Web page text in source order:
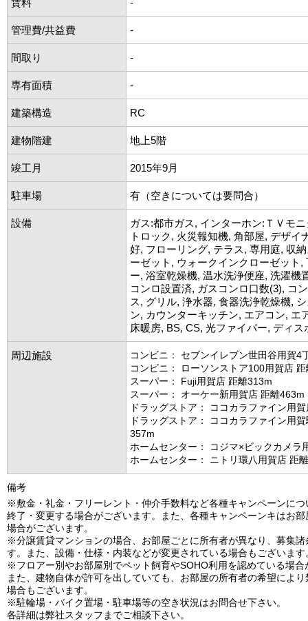
管理費/共益費 -
間取り -
専有面積 -
建築構造 RC
建物階建 地上5階
竣工月 2015年9月
駐車場 有（空きについては要問合）
設備
ガス:都市ガス, インターホン:ＴＶモ
トロック, 火災報知機, 角部屋, デザイ
好, フローリング, テラス, 専用庭, 収
ーゼット, ウォークインクローゼット,
ー, 浴室乾燥機, 温水洗浄便座, 洗濯機
コンロ設置済, ガスコンロ口数(3), コ
ス, グリル, 浄水器, 食器洗浄乾燥機,
ン, カウンターキッチン, エアコン, エ
床暖房, BS, CS, 光ファイバー, ディス
周辺施設
コンビニ： セブンイレブン世田谷用賀4
コンビニ： ローソンストア100用賀店
スーパー： Fuji用賀店 距離313m
スーパー： オーケー新用賀店 距離463m
ドラッグストア： ココカラファイン用
ドラッグストア： ココカラファイン用
357m
ホームセンター： コジマ×ビックカメラ
ホームセンター： ニトリ環八用賀店 距
備考
※敷金・礼金・フリーレント・仲介手数料など各種キャンペーンにつ
終了・変更する場合がございます。また、各種キャンペーンキはお
場合がございます。
※分譲賃貸マンションの場合、お部屋ごとに所有者が異なり、募集諸
す。また、設備・仕様・内装などが変更されている場合もございます
※フロアー別やお部屋別でペット飼育やSOHO利用を認めている場合
また、建物自体が許可を出していても、お部屋の所有者の希望によ
場合もございます。
※駐輪場・バイク置場・駐車場等の空き状況はお問合せ下さい。
各詳細は弊社スタッフまでご相談下さい。